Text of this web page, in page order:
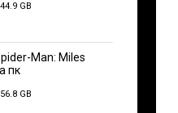
44.9 GB
Man: Miles
пк
56.8 GB